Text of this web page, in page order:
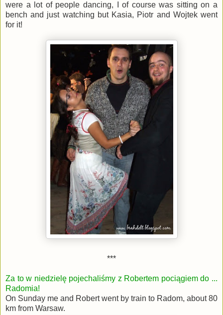
were a lot of people dancing, I of course was sitting on a
bench and just watching but Kasia, Piotr and Wojtek went
for it!
***
Za to w niedzielę pojechaliśmy z Robertem pociągiem do ...
Radomia!
On Sunday me and Robert went by train to Radom, about 80
km from Warsaw.